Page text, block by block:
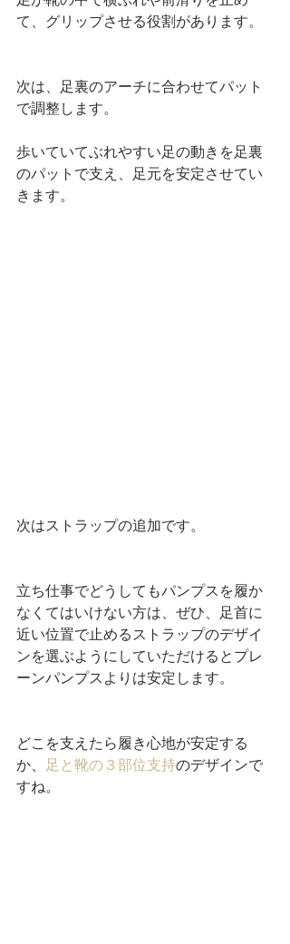
て、グリップさせる役割があります。
次は、足裏のアーチに合わせてパット
で調整します。
歩いていてぶれやすい足の動きを足裏
のパットで支え、足元を安定させてい
きます。
次はストラップの追加です。
立ち仕事でどうしてもパンプスを履か
なくてはいけない方は、ぜひ、足首に
近い位置で止めるストラップのデザイ
ンを選ぶようにしていただけるとプレ
ーンパンプスよりは安定します。
どこを支えたら履き心地が安定する
か、
足と靴の３部位支持のデザインで
すね。